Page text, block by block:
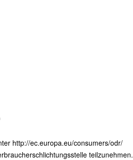
http://ec.europa.eu/consumers/odr/
teilzunehmen.